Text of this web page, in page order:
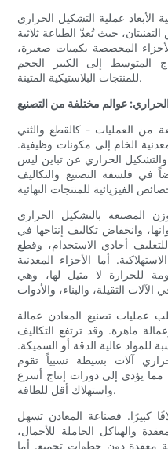
الأبعاد عملية التشكيل الحراري
حيث تُعدّ الطباعة ثلاثية
والأجزاء المخصصة بكميات صغيرة،
المتوسط ​​إلى الكبير الحجم
للمنتجات البلاستيكية المتينة.
عوالم مختلفة من التصنيع
من العمليات - كالقطع والثني
الخام إلى مكونات وظيفية.
الحراري عن تباين ليس
في فلسفة التصنيع والتكاليف
المصنعة بالتشكيل الحراري
وانخفاض تكاليف إنتاجها في
أحادي الاستخدام، وقطع
أما الأجزاء المعدنية
للحرارة لا مثيل لها، وهي
عمليات تصنيع المعادن عمالة
ماهرة. وقد ترتفع التكاليف
للمواد عالية الدقة أو السميكة.
آلات بسيطة نسبياً تقوم
مما يؤدي إلى دورات إنتاج أسرع
واستهلاك أقل للطاقة.
كبيرًا. فصناعة المعادن تسهل
والهياكل الحاملة للأحمال،
معقدة دون خطوات تجميع. أما